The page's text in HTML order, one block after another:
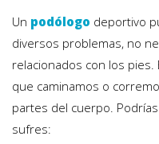
Un podólogo deportivo
diversos problemas, no
relacionados con los
que caminamos o
partes del cuerpo.
sufres: